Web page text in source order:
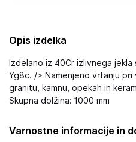
Opis izdelka
Izdelano iz 40Cr izlivnega
Yg8c. /> Namenjeno vrtanju
granitu, kamnu, opekah in
Skupna dolžina: 1000 mm
Varnostne informacije in